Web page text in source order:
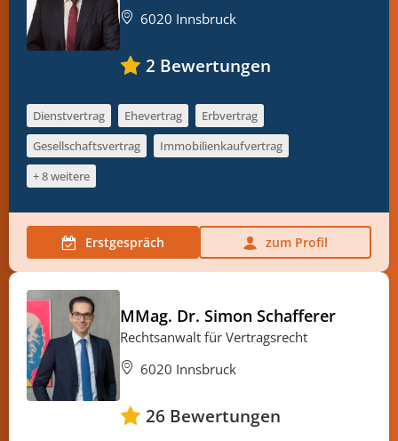
6020 Innsbruck
2 Bewertungen
Dienstvertrag Ehevertrag
Erbvertrag
Gesellschaftsvertrag
Immobilienkaufvertrag
+ 8 weitere
Erstgespräch zum Profil
MMag. Dr. Simon Schafferer
Rechtsanwalt für Vertragsrecht
6020 Innsbruck
26 Bewertungen